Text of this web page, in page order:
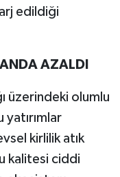
edildiği
AZALDI
üzerindeki olumlu
kirlilik atık
kalitesi ciddi